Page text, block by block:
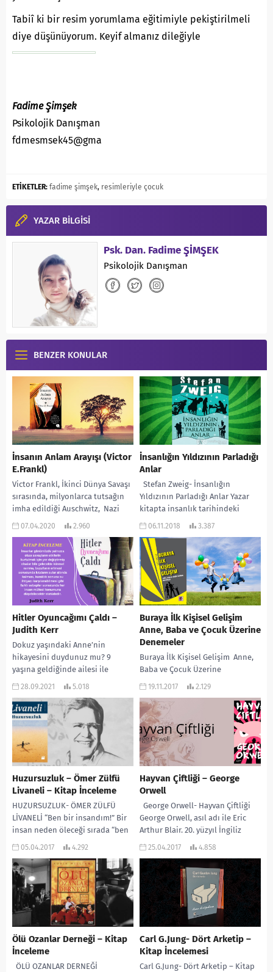
Tabiî ki bir resim yorumlama eğitimiyle pekiştirilmeli
diye düşünüyorum. Keyif almanız dileğiyle
Fadime Şimşek
Psikolojik Danışman
fdmesmsek45@gma
ETİKETLER: fadime şimşek, resimleriyle çocuk
YAZAR BİLGİSİ
Psk. Dan. Fadime ŞİMŞEK
Psikolojik Danışman
BENZER KONULAR
İnsanın Anlam Arayışı (Victor
E.Frankl)
Victor Frankl, İkinci Dünya Savaşı
sırasında, milyonlarca tutsağın
imha edildiği Auschwitz, Nazi
toplama kamplarında yaşadığı
bu...
07.04.2020 2.960
İnsanlığın Yıldızının Parladığı
Anlar
Stefan Zweig- İnsanlığın
Yıldızının Parladığı Anlar Yazar
kitapta insanlık tarihindeki
yerini asla kaybetmeyecek14
kuru anlatım...
06.11.2018 3.387
Hitler Oyuncağımı Çaldı –
Judith Kerr
Dokuz yaşındaki Anne’nin
hikayesini duydunuz mu? 9
yaşına geldiğinde ailesi ile
birlikte doğup büyüdüğü ve
babasının siyasi...
28.09.2021 5.018
Buraya İlk Kişisel Gelişim
Anne, Baba ve Çocuk Üzerine
Denemeler
Buraya İlk Kişisel Gelişim Anne,
Baba ve Çocuk Üzerine
Denemeler “Kitaplarla ve
sonra “Buraya İlk Kişisel...
19.11.2017 2.129
Huzursuzluk – Ömer Zülfü
Livaneli – Kitap İnceleme
HUZURSUZLUK- ÖMER ZÜLFÜ
LİVANELİ “Ben bir insandım!” Bir
insan neden öleceği sırada “ben
bir insandım” der? Nedendir bu
05.04.2017 4.292
Hayvan Çiftliği – George
Orwell
George Orwell- Hayvan Çiftliği
George Orwell, asıl adı ile Eric
Arthur Blair. 20. yüzyıl İngiliz
edebiyatının önde gelen
25.04.2017 4.858
Ölü Ozanlar Derneği – Kitap
İnceleme
ÖLÜ OZANLAR DERNEĞİ
Carl G.Jung- Dört Arketip –
Kitap İncelemesi
Carl G.Jung- Dört Arketip – Kitap